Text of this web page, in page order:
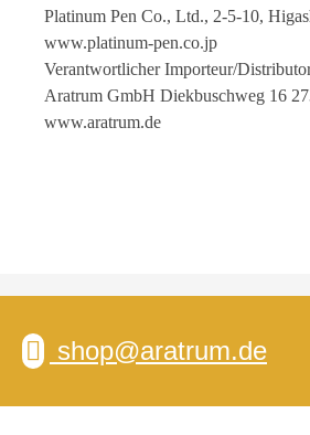
Platinum Pen Co., Ltd., 2-5-10,
www.platinum-pen.co.jp
Verantwortlicher Importeur/
Aratrum GmbH Diekbuschweg 16
www.aratrum.de
shop@aratrum.de